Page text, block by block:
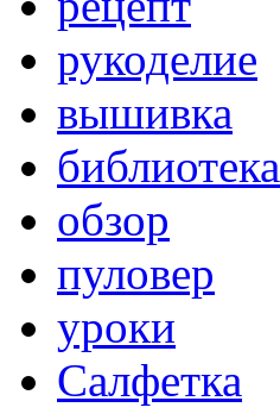
рукоделие
вышивка
библиотека
обзор
пуловер
уроки
Салфетка